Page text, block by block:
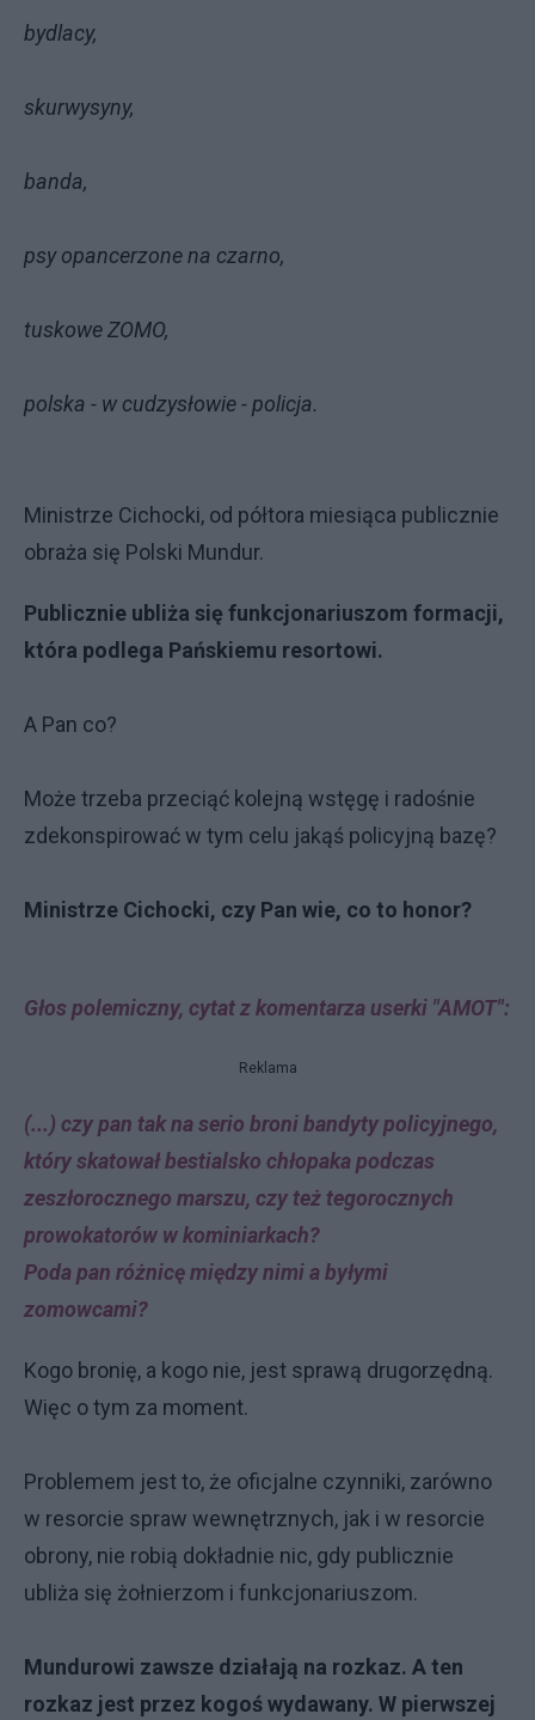
bydlacy,
skurwysyny,
banda,
psy opancerzone na czarno,
tuskowe ZOMO,
polska - w cudzysłowie - policja.
Ministrze Cichocki, od półtora miesiąca publicznie
obraża się Polski Mundur.
Publicznie ubliża się funkcjonariuszom formacji,
która podlega Pańskiemu resortowi.
A Pan co?
Może trzeba przeciąć kolejną wstęgę i radośnie
zdekonspirować w tym celu jakąś policyjną bazę?
Ministrze Cichocki, czy Pan wie, co to honor?
Głos polemiczny, cytat z komentarza userki "AMOT":
Reklama
(...) czy pan tak na serio broni bandyty policyjnego,
który skatował bestialsko chłopaka podczas
zeszłorocznego marszu, czy też tegorocznych
prowokatorów w kominiarkach?
Poda pan różnicę między nimi a byłymi
zomowcami?
Kogo bronię, a kogo nie, jest sprawą drugorzędną.
Więc o tym za moment.
Problemem jest to, że oficjalne czynniki, zarówno
w resorcie spraw wewnętrznych, jak i w resorcie
obrony, nie robią dokładnie nic, gdy publicznie
ubliża się żołnierzom i funkcjonariuszom.
Mundurowi zawsze działają na rozkaz. A ten
rozkaz jest przez kogoś wydawany. W pierwszej